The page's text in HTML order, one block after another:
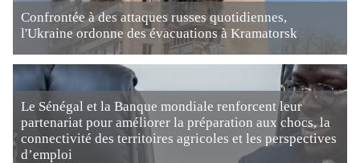
Confrontée à des attaques russes quotidiennes,
l'Ukraine ordonne des évacuations à Kramatorsk
Le Sénégal et la Banque mondiale renforcent leur
partenariat pour améliorer la préparation aux chocs, la
connectivité des territoires agricoles et les perspectives
d’emploi